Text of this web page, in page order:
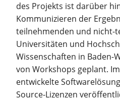
des Projekts ist darüber
Kommunizieren der
teilnehmenden und nicht-
Universitäten und
Wissenschaften in Baden-
von Workshops geplant.
entwickelte
Source-Lizenzen